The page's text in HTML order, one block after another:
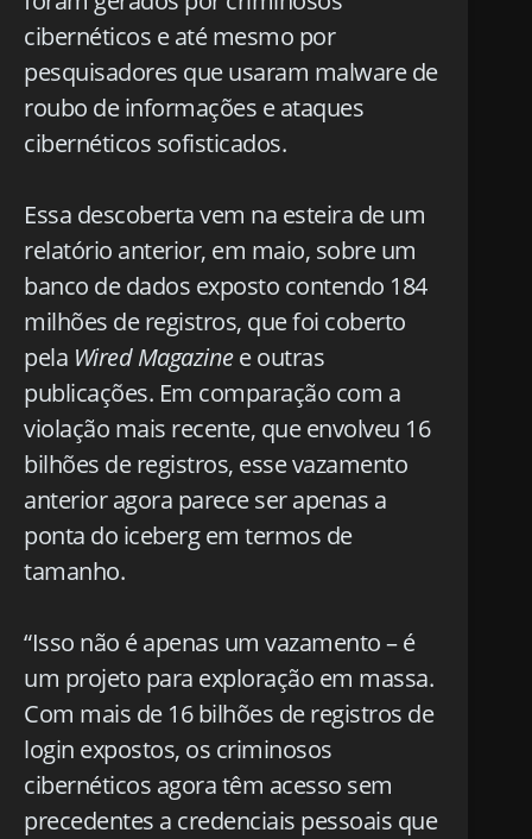
cibernéticos e até mesmo por
pesquisadores que usaram malware de
roubo de informações e ataques
cibernéticos sofisticados.
Essa descoberta vem na esteira de um
relatório anterior, em maio, sobre um
banco de dados exposto contendo 184
milhões de registros, que foi coberto
pela Wired Magazinee outras
publicações. Em comparação com a
violação mais recente, que envolveu 16
bilhões de registros, esse vazamento
anterior agora parece ser apenas a
ponta do iceberg em termos de
tamanho.
“Isso não é apenas um vazamento – é
um projeto para exploração em massa.
Com mais de 16 bilhões de registros de
login expostos, os criminosos
cibernéticos agora têm acesso sem
precedentes a credenciais pessoais que